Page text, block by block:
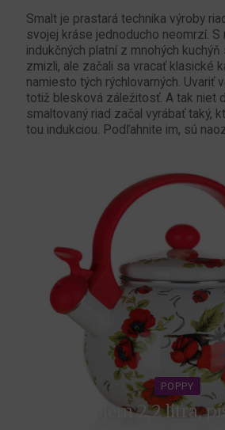
Smalt je prastará technika výroby
svojej kráse jednoducho neomrzí. S
indukčných platní z mnohých
zmizli, ale začali sa vracať klasické
namiesto tých rýchlovarných. Uvariť
totiž blesková záležitosť. A tak niet
smaltovaný riad začal vyrábať taký,
tou indukciou. Podľahnite im, sú
POPPY
objem 2,2 litra,